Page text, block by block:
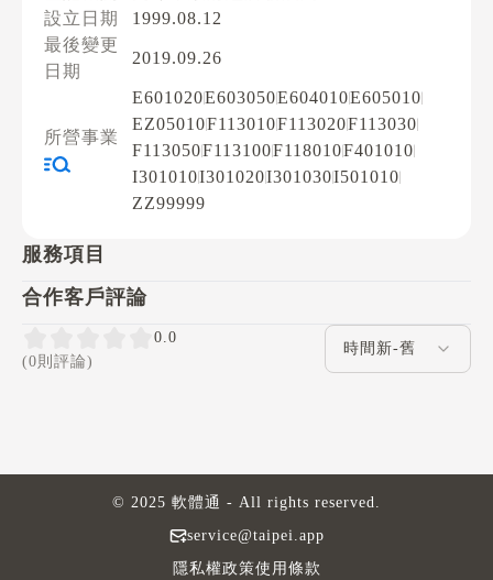
設立日期
1999.08.12
最後變更
日期
2019.09.26
所營事業
E601020E603050E604010E605010
EZ05010F113010F113020F113030
F113050F113100F118010F401010
I301010I301020I301030I501010
ZZ99999
服務項目
合作客戶評論
0.0
(0則評論)
評論排序
service@taipei.app
© 2025 軟體通 - All rights reserved.
隱私權政策使用條款